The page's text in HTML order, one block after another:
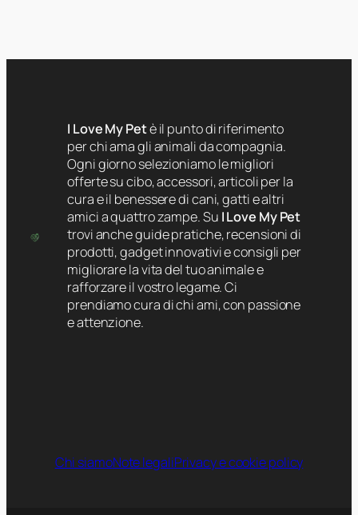
I Love My Petè il punto di riferimento
per chi ama gli animali da compagnia.
Ogni giorno selezioniamo le migliori
offerte su cibo, accessori, articoli per la
cura e il benessere di cani, gatti e altri
amici a quattro zampe. Su I Love My Pet
trovi anche guide pratiche, recensioni di
prodotti, gadget innovativi e consigli per
migliorare la vita del tuo animale e
rafforzare il vostro legame. Ci
prendiamo cura di chi ami, con passione
e attenzione.
Chi siamoNote legaliPrivacy e cookie policy